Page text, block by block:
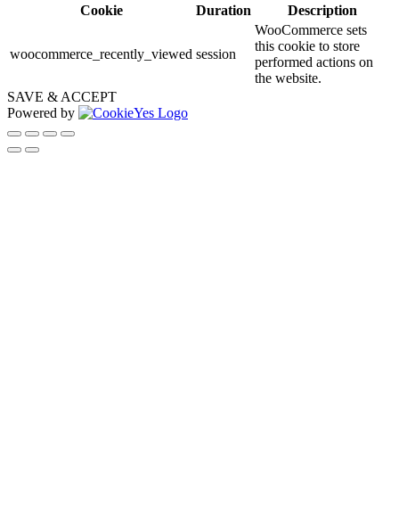
Cookie
Duration Description
woocommerce_recently_viewed session
WooCommerce sets
this cookie to store
performed actions on
the website.
SAVE & ACCEPT
Powered by